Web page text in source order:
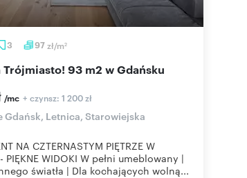
3 97zł/m2
/mc + czynsz: 1 200 zł
Gdańsk, Letnica, Starowiejska
NA CZTERNASTYM PIĘTRZE W
PIĘKNE WIDOKI W pełni umeblowany |
światła | Dla kochających wolną...